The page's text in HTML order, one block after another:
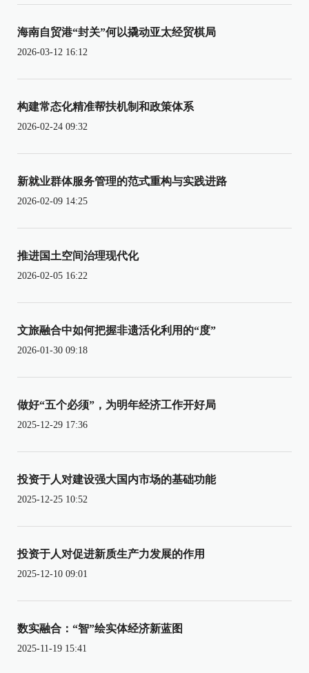
海南自贸港“封关”何以撬动亚太经贸棋局
2026-03-12 16:12
构建常态化精准帮扶机制和政策体系
2026-02-24 09:32
新就业群体服务管理的范式重构与实践进路
2026-02-09 14:25
推进国土空间治理现代化
2026-02-05 16:22
文旅融合中如何把握非遗活化利用的“度”
2026-01-30 09:18
做好“五个必须”，为明年经济工作开好局
2025-12-29 17:36
投资于人对建设强大国内市场的基础功能
2025-12-25 10:52
投资于人对促进新质生产力发展的作用
2025-12-10 09:01
数实融合：“智”绘实体经济新蓝图
2025-11-19 15:41